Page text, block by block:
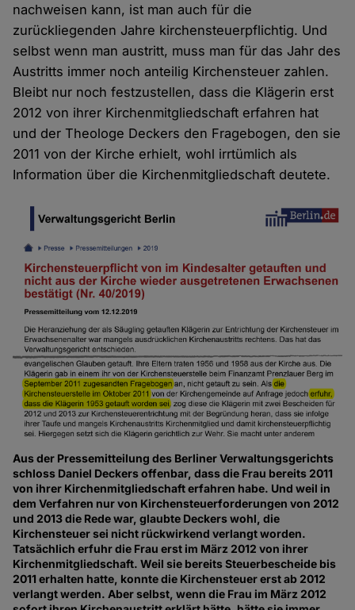
nachweisen kann, ist man auch für die
zurückliegenden Jahre kirchensteuerpflichtig. Und
selbst wenn man austritt, muss man für das Jahr des
Austritts immer noch anteilig Kirchensteuer zahlen.
Bleibt nur noch festzustellen, dass die Klägerin erst
2012 von ihrer Kirchenmitgliedschaft erfahren hat
und der Theologe Deckers den Fragebogen, den sie
2011 von der Kirche erhielt, wohl irrtümlich als
Information über die Kirchenmitgliedschaft deutete.
Aus der Pressemitteilung des Berliner Verwaltungsgerichts
schloss Daniel Deckers offenbar, dass die Frau bereits 2011
von ihrer Kirchenmitgliedschaft erfahren habe. Und weil in
dem Verfahren nur von Kirchensteuerforderungen von 2012
und 2013 die Rede war, glaubte Deckers wohl, die
Kirchensteuer sei nicht rückwirkend verlangt worden.
Tatsächlich erfuhr die Frau erst im März 2012 von ihrer
Kirchenmitgliedschaft. Weil sie bereits Steuerbescheide bis
2011 erhalten hatte, konnte die Kirchensteuer erst ab 2012
verlangt werden. Aber selbst, wenn die Frau im März 2012